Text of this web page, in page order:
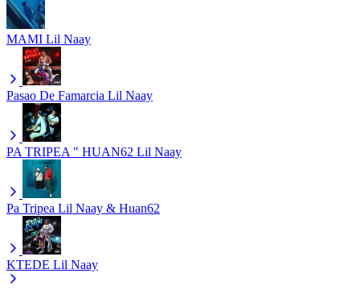
MAMI Lil Naay
Pasao De Famarcia Lil Naay
PA TRIPEA " HUAN62 Lil Naay
Pa Tripea Lil Naay & Huan62
KTEDE Lil Naay